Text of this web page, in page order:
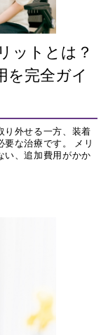
ットとは？
を完全ガイ
り外せる一方、装着
な治療です。 メリ
い、追加費用がかか